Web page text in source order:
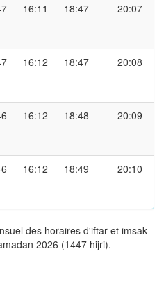
16:11 18:47 20:07
16:12 18:47 20:08
16:12 18:48 20:09
16:12 18:49 20:10
des horaires d'iftar et imsak
2026 (1447 hijri).